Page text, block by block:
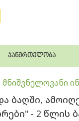
ჯანმრთელობა
მნიშვნელოვანი
ბაღში,
- 2 წლის